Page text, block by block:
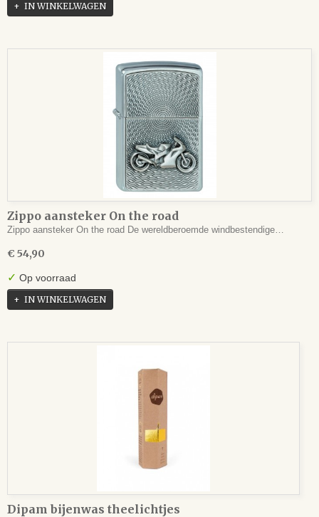
IN WINKELWAGEN
Zippo aansteker On the road
Zippo aansteker On the road De wereldberoemde windbestendige…
€ 54,90
✓ Op voorraad
IN WINKELWAGEN
Dipam bijenwas theelichtjes